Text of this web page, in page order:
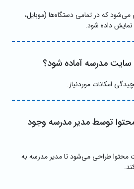
که در تمامی دستگاه‌ها (موبایل،
داده شود.
سایت مدرسه آماده شود؟
توسط مدیر مدرسه وجود
محتوا طراحی می‌شود تا مدیر مدرسه به